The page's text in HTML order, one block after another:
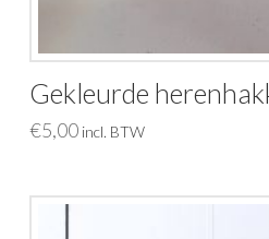
Gekleurde
€5,00 incl. BTW